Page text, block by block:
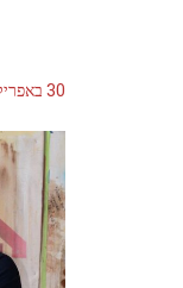
30 באפריל 2024